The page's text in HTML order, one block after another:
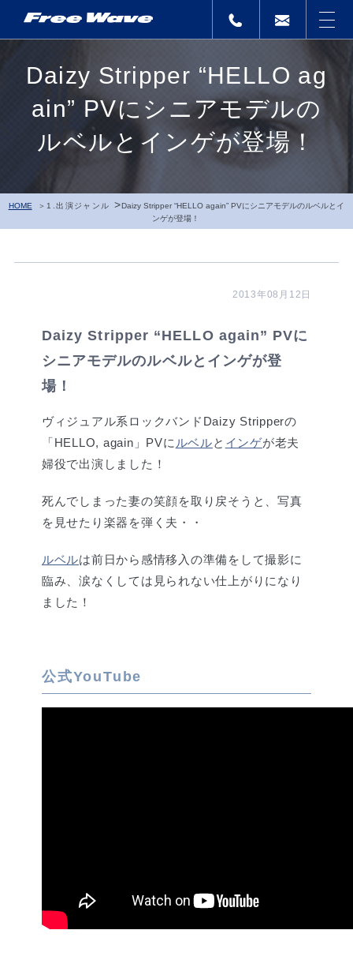
Daizy Stripper “HELLO ag
ain” PVにシニアモデルの
ルベルとインゲが登場！
HOME 1.出演ジャンル >Daizy Stripper “HELLO again” PVにシニアモデルのルベルとイ
ンゲが登場！
2013年08月12日
Daizy Stripper “HELLO again” PVに
シニアモデルのルベルとインゲが登
場！
ヴィジュアル系ロックバンドDaizy Stripperの
「HELLO, again」PVに ルベルと インゲが老夫
婦役で出演しました！
死んでしまった妻の笑顔を取り戻そうと、写真
を見せたり楽器を弾く夫・・
ルベルは前日から感情移入の準備をして撮影に
臨み、涙なくしては見られない仕上がりになり
ました！
公式YouTube